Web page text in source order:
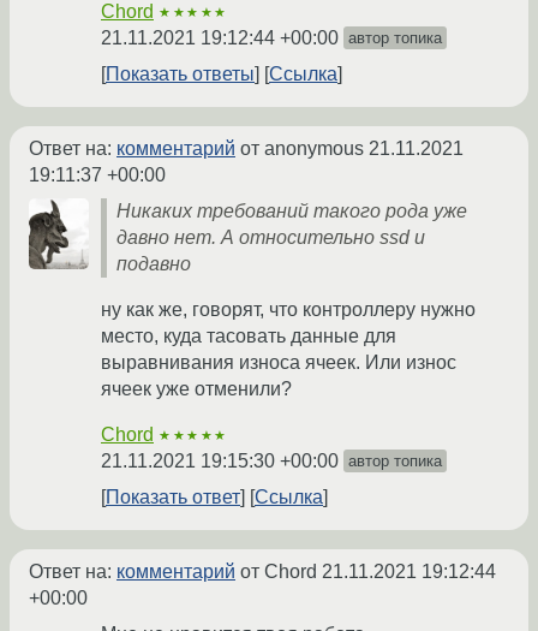
Chord ★★★★★
21.11.2021 19:12:44 +00:00 автор топика
Показать ответы Ссылка
Ответ на: комментарий от anonymous 21.11.2021
19:11:37 +00:00
Никаких требований такого рода уже
давно нет. А относительно ssd и
подавно
ну как же, говорят, что контроллеру нужно
место, куда тасовать данные для
выравнивания износа ячеек. Или износ
ячеек уже отменили?
Chord ★★★★★
21.11.2021 19:15:30 +00:00 автор топика
Показать ответ Ссылка
Ответ на: комментарий от Chord 21.11.2021 19:12:44
+00:00